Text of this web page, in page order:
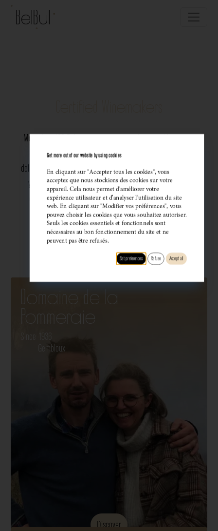
More than 100 Belgian wine estates produce sparkling wines
– and dozens of winemakers have already made the
deliberate choice for the BelBul quality brand. Across Belgium,
you’ll find passionate producers of sparkling wines and in
every region, hidden gems worth discovering and tasting.
LIST•MAP
Domaine de la
Pommeraie
Gembloux
Discover
Get more out of our website by using cookies
En cliquant sur "Accepter tous les cookies", vous
acceptez que nous stockions des cookies sur votre
appareil. Cela nous permet d'améliorer votre
expérience utilisateur et d’analyser l’utilisation du site
web. En cliquant sur "Modifier vos préférences", vous
pouvez choisir les cookies que vous souhaitez autoriser.
Seuls les cookies essentiels et fonctionnels sont
nécessaires au bon fonctionnement du site et ne
peuvent pas être refusés.
Set preferences Refuse Accept all